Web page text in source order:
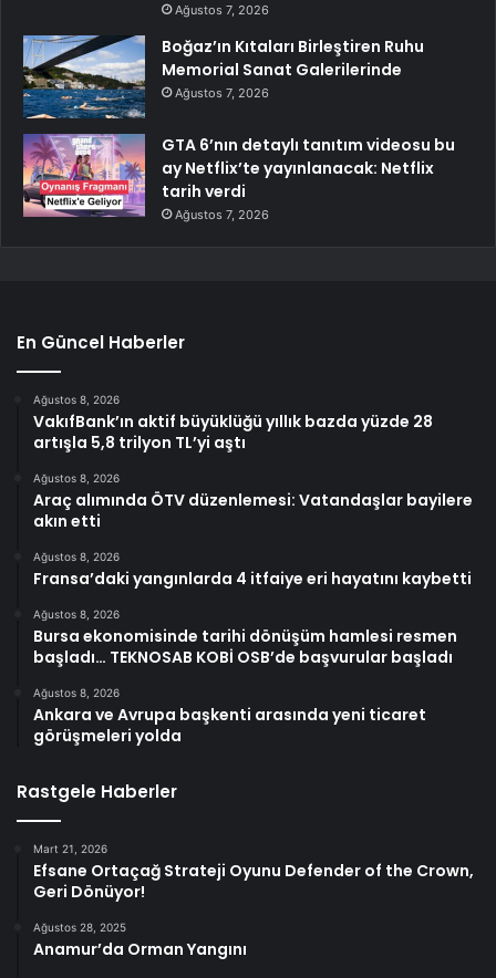
Ağustos 7, 2026
Boğaz’ın Kıtaları Birleştiren Ruhu
Memorial Sanat Galerilerinde
Ağustos 7, 2026
GTA 6’nın detaylı tanıtım videosu bu
ay Netflix’te yayınlanacak: Netflix
tarih verdi
Ağustos 7, 2026
En Güncel Haberler
Ağustos 8, 2026
VakıfBank’ın aktif büyüklüğü yıllık bazda yüzde 28
artışla 5,8 trilyon TL’yi aştı
Ağustos 8, 2026
Araç alımında ÖTV düzenlemesi: Vatandaşlar bayilere
akın etti
Ağustos 8, 2026
Fransa’daki yangınlarda 4 itfaiye eri hayatını kaybetti
Ağustos 8, 2026
Bursa ekonomisinde tarihi dönüşüm hamlesi resmen
başladı… TEKNOSAB KOBİ OSB’de başvurular başladı
Ağustos 8, 2026
Ankara ve Avrupa başkenti arasında yeni ticaret
görüşmeleri yolda
Rastgele Haberler
Mart 21, 2026
Efsane Ortaçağ Strateji Oyunu Defender of the Crown,
Geri Dönüyor!
Ağustos 28, 2025
Anamur’da Orman Yangını